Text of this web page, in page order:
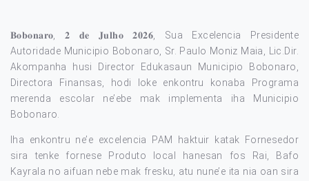
𝐁𝐨𝐛𝐨𝐧𝐚𝐫𝐨, 𝟐 𝐝𝐞 𝐉𝐮𝐥𝐡𝐨 𝟐𝟎𝟐𝟔, Sua Excelencia Presidente
Autoridade Municipio Bobonaro, Sr. Paulo Moniz Maia, Lic.Dir.
Akompanha husi Director Edukasaun Municipio Bobonaro,
Directora Finansas, hodi loke enkontru konaba Programa
merenda escolar ne’ebe mak implementa iha Municipio
Bobonaro.
Iha enkontru ne’e excelencia PAM haktuir katak Fornesedor
sira tenke fornese Produto local hanesan fos Rai, Bafo
Kayrala no aifuan nebe mak fresku, atu nune’e ita nia oan sira